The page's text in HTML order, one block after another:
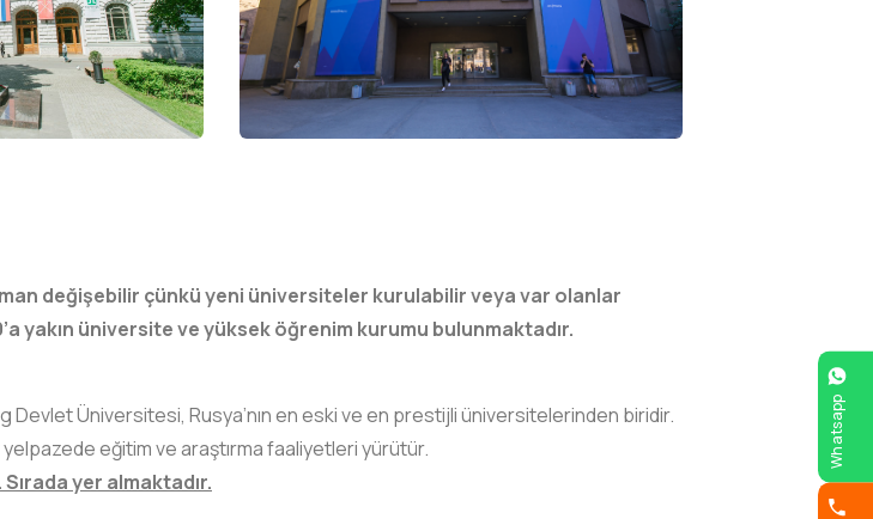
değişebilir çünkü yeni üniversiteler kurulabilir veya var olanlar
yakın üniversite ve yüksek öğrenim kurumu bulunmaktadır.
Devlet Üniversitesi, Rusya’nın en eski ve en prestijli üniversitelerinden biridir.
eğitim ve araştırma faaliyetleri yürütür.
yer almaktadır.
Whatsapp